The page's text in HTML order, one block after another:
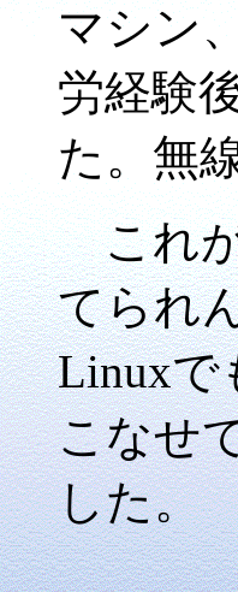
マシン
労経験
た。無
これが
てられ
Linuxで
こなせ
した。